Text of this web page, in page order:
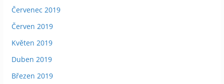
Červenec 2019
Červen 2019
Květen 2019
Duben 2019
Březen 2019